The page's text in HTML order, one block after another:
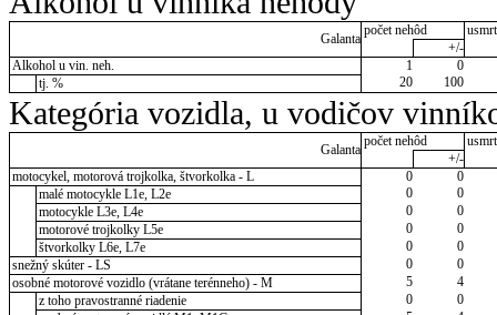
Galanta
počet nehôd
+/-
Alkohol u vin. neh.
1
0
tj. %
20 100
Kategória vozidla, u vodičov
Galanta
počet nehôd
+/-
motocykel, motorová trojkolka, štvorkolka - L
0
0
malé motocykle L1e, L2e
0
0
motocykle L3e, L4e
0
0
motorové trojkolky L5e
0
0
štvorkolky L6e, L7e
0
0
snežný skúter - LS
0
0
osobné motorové vozidlo (vrátane terénneho) - M
5
4
z toho pravostranné riadenie
0
0